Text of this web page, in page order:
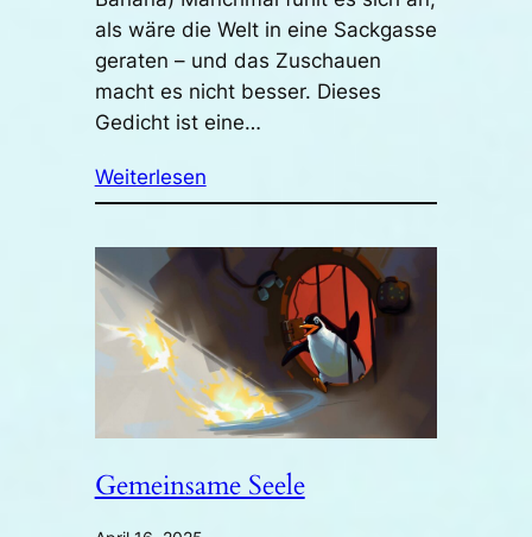
als wäre die Welt in eine Sackgasse
geraten – und das Zuschauen
macht es nicht besser. Dieses
Gedicht ist eine…
Weiterlesen
Gemeinsame Seele